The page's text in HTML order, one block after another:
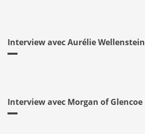
Interview avec Aurélie Wellenstein
Interview avec Morgan of Glencoe